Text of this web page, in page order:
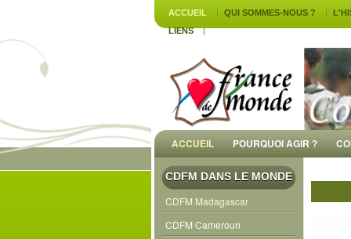
ACCUEIL QUI SOMMES-NOUS ?
LIENS
ACCUEIL POURQUOI AGIR ?
CDFM DANS LE MONDE
CDFM Madagascar
CDFM Cameroun